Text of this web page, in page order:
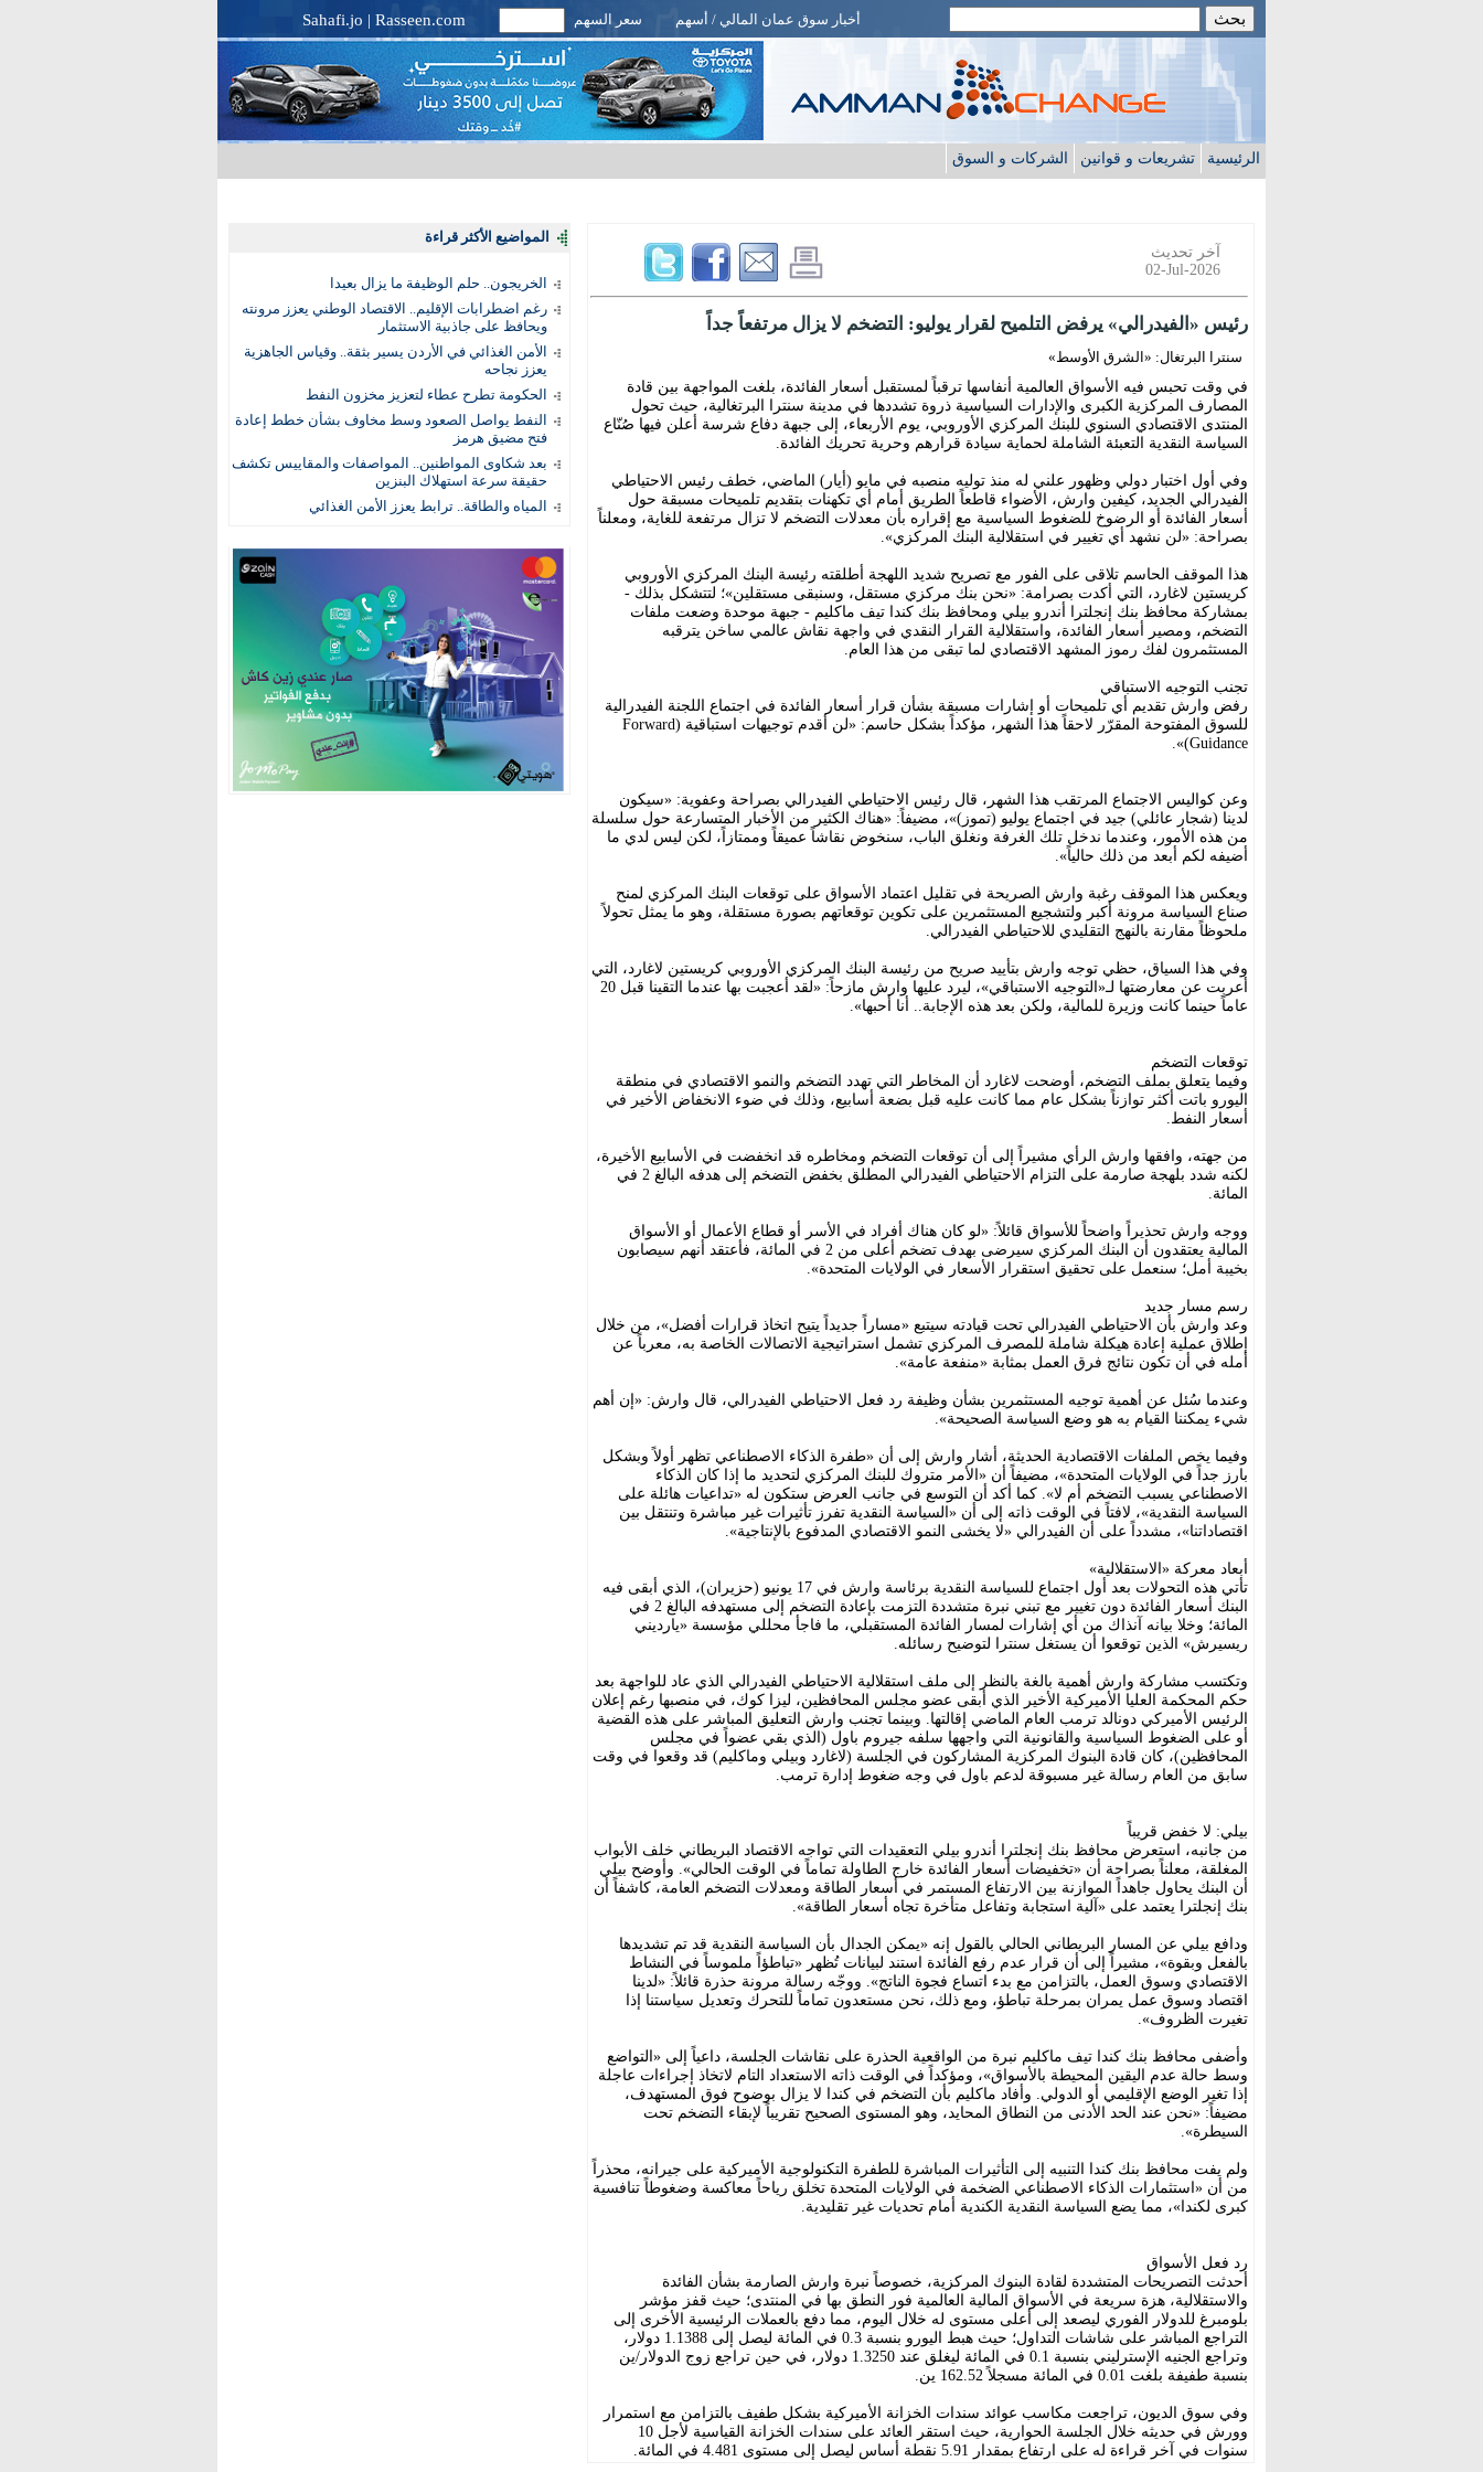
أخبار سوق عمان المالي / أسهم سعر السهم Sahafi.jo | Rasseen.com
الرئيسية تشريعات و قوانين الشركات و السوق
المواضيع الأكثر قراءة
الخريجون.. حلم الوظيفة ما يزال بعيدا
رغم اضطرابات الإقليم.. الاقتصاد الوطني يعزز مرونته
ويحافظ على جاذبية الاستثمار
الأمن الغذائي في الأردن يسير بثقة.. وقياس الجاهزية
يعزز نجاحه
الحكومة تطرح عطاء لتعزيز مخزون النفط
النفط يواصل الصعود وسط مخاوف بشأن خطط إعادة
فتح مضيق هرمز
بعد شكاوى المواطنين.. المواصفات والمقاييس تكشف
حقيقة سرعة استهلاك البنزين
المياه والطاقة.. ترابط يعزز الأمن الغذائي
آخر تحديث
02-Jul-2026
رئيس «الفيدرالي» يرفض التلميح لقرار يوليو: التضخم لا يزال مرتفعاً جداً
سنترا البرتغال: «الشرق الأوسط»
في وقت تحبس فيه الأسواق العالمية أنفاسها ترقباً لمستقبل أسعار الفائدة، بلغت المواجهة بين قادة
المصارف المركزية الكبرى والإدارات السياسية ذروة تشددها في مدينة سنترا البرتغالية، حيث تحول
المنتدى الاقتصادي السنوي للبنك المركزي الأوروبي، يوم الأربعاء، إلى جبهة دفاع شرسة أعلن فيها صُنّاع
السياسة النقدية التعبئة الشاملة لحماية سيادة قرارهم وحرية تحريك الفائدة.
وفي أول اختبار دولي وظهور علني له منذ توليه منصبه في مايو (أيار) الماضي، خطف رئيس الاحتياطي
الفيدرالي الجديد، كيفين وارش، الأضواء قاطعاً الطريق أمام أي تكهنات بتقديم تلميحات مسبقة حول
أسعار الفائدة أو الرضوخ للضغوط السياسية مع إقراره بأن معدلات التضخم لا تزال مرتفعة للغاية، ومعلناً
بصراحة: «لن نشهد أي تغيير في استقلالية البنك المركزي».
هذا الموقف الحاسم تلاقى على الفور مع تصريح شديد اللهجة أطلقته رئيسة البنك المركزي الأوروبي
كريستين لاغارد، التي أكدت بصرامة: «نحن بنك مركزي مستقل، وسنبقى مستقلين»؛ لتتشكل بذلك -
بمشاركة محافظ بنك إنجلترا أندرو بيلي ومحافظ بنك كندا تيف ماكليم - جبهة موحدة وضعت ملفات
التضخم، ومصير أسعار الفائدة، واستقلالية القرار النقدي في واجهة نقاش عالمي ساخن يترقبه
المستثمرون لفك رموز المشهد الاقتصادي لما تبقى من هذا العام.
تجنب التوجيه الاستباقي
رفض وارش تقديم أي تلميحات أو إشارات مسبقة بشأن قرار أسعار الفائدة في اجتماع اللجنة الفيدرالية
للسوق المفتوحة المقرّر لاحقاً هذا الشهر، مؤكداً بشكل حاسم: «لن أقدم توجيهات استباقية (Forward
Guidance)».
وعن كواليس الاجتماع المرتقب هذا الشهر، قال رئيس الاحتياطي الفيدرالي بصراحة وعفوية: «سيكون
لدينا (شجار عائلي) جيد في اجتماع يوليو (تموز)»، مضيفاً: «هناك الكثير من الأخبار المتسارعة حول سلسلة
من هذه الأمور، وعندما ندخل تلك الغرفة ونغلق الباب، سنخوض نقاشاً عميقاً وممتازاً، لكن ليس لدي ما
أضيفه لكم أبعد من ذلك حالياً».
ويعكس هذا الموقف رغبة وارش الصريحة في تقليل اعتماد الأسواق على توقعات البنك المركزي لمنح
صناع السياسة مرونة أكبر ولتشجيع المستثمرين على تكوين توقعاتهم بصورة مستقلة، وهو ما يمثل تحولاً
ملحوظاً مقارنة بالنهج التقليدي للاحتياطي الفيدرالي.
وفي هذا السياق، حظي توجه وارش بتأييد صريح من رئيسة البنك المركزي الأوروبي كريستين لاغارد، التي
أعربت عن معارضتها لـ«التوجيه الاستباقي»، ليرد عليها وارش مازحاً: «لقد أعجبت بها عندما التقينا قبل 20
عاماً حينما كانت وزيرة للمالية، ولكن بعد هذه الإجابة.. أنا أحبها».
توقعات التضخم
وفيما يتعلق بملف التضخم، أوضحت لاغارد أن المخاطر التي تهدد التضخم والنمو الاقتصادي في منطقة
اليورو باتت أكثر توازناً بشكل عام مما كانت عليه قبل بضعة أسابيع، وذلك في ضوء الانخفاض الأخير في
أسعار النفط.
من جهته، وافقها وارش الرأي مشيراً إلى أن توقعات التضخم ومخاطره قد انخفضت في الأسابيع الأخيرة،
لكنه شدد بلهجة صارمة على التزام الاحتياطي الفيدرالي المطلق بخفض التضخم إلى هدفه البالغ 2 في
المائة.
ووجه وارش تحذيراً واضحاً للأسواق قائلاً: «لو كان هناك أفراد في الأسر أو قطاع الأعمال أو الأسواق
المالية يعتقدون أن البنك المركزي سيرضى بهدف تضخم أعلى من 2 في المائة، فأعتقد أنهم سيصابون
بخيبة أمل؛ سنعمل على تحقيق استقرار الأسعار في الولايات المتحدة».
رسم مسار جديد
وعد وارش بأن الاحتياطي الفيدرالي تحت قيادته سيتبع «مساراً جديداً يتيح اتخاذ قرارات أفضل»، من خلال
إطلاق عملية إعادة هيكلة شاملة للمصرف المركزي تشمل استراتيجية الاتصالات الخاصة به، معرباً عن
أمله في أن تكون نتائج فرق العمل بمثابة «منفعة عامة».
وعندما سُئل عن أهمية توجيه المستثمرين بشأن وظيفة رد فعل الاحتياطي الفيدرالي، قال وارش: «إن أهم
شيء يمكننا القيام به هو وضع السياسة الصحيحة».
وفيما يخص الملفات الاقتصادية الحديثة، أشار وارش إلى أن «طفرة الذكاء الاصطناعي تظهر أولاً وبشكل
بارز جداً في الولايات المتحدة»، مضيفاً أن «الأمر متروك للبنك المركزي لتحديد ما إذا كان الذكاء
الاصطناعي يسبب التضخم أم لا». كما أكد أن التوسع في جانب العرض ستكون له «تداعيات هائلة على
السياسة النقدية»، لافتاً في الوقت ذاته إلى أن «السياسة النقدية تفرز تأثيرات غير مباشرة وتنتقل بين
اقتصاداتنا»، مشدداً على أن الفيدرالي «لا يخشى النمو الاقتصادي المدفوع بالإنتاجية».
أبعاد معركة «الاستقلالية»
تأتي هذه التحولات بعد أول اجتماع للسياسة النقدية برئاسة وارش في 17 يونيو (حزيران)، الذي أبقى فيه
البنك أسعار الفائدة دون تغيير مع تبني نبرة متشددة التزمت بإعادة التضخم إلى مستهدفه البالغ 2 في
المائة؛ وخلا بيانه آنذاك من أي إشارات لمسار الفائدة المستقبلي، ما فاجأ محللي مؤسسة «يارديني
ريسيرش» الذين توقعوا أن يستغل سنترا لتوضيح رسائله.
وتكتسب مشاركة وارش أهمية بالغة بالنظر إلى ملف استقلالية الاحتياطي الفيدرالي الذي عاد للواجهة بعد
حكم المحكمة العليا الأميركية الأخير الذي أبقى عضو مجلس المحافظين، ليزا كوك، في منصبها رغم إعلان
الرئيس الأميركي دونالد ترمب العام الماضي إقالتها. وبينما تجنب وارش التعليق المباشر على هذه القضية
أو على الضغوط السياسية والقانونية التي واجهها سلفه جيروم باول (الذي بقي عضواً في مجلس
المحافظين)، كان قادة البنوك المركزية المشاركون في الجلسة (لاغارد وبيلي وماكليم) قد وقعوا في وقت
سابق من العام رسالة غير مسبوقة لدعم باول في وجه ضغوط إدارة ترمب.
بيلي: لا خفض قريباً
من جانبه، استعرض محافظ بنك إنجلترا أندرو بيلي التعقيدات التي تواجه الاقتصاد البريطاني خلف الأبواب
المغلقة، معلناً بصراحة أن «تخفيضات أسعار الفائدة خارج الطاولة تماماً في الوقت الحالي». وأوضح بيلي
أن البنك يحاول جاهداً الموازنة بين الارتفاع المستمر في أسعار الطاقة ومعدلات التضخم العامة، كاشفاً أن
بنك إنجلترا يعتمد على «آلية استجابة وتفاعل متأخرة تجاه أسعار الطاقة».
ودافع بيلي عن المسار البريطاني الحالي بالقول إنه «يمكن الجدال بأن السياسة النقدية قد تم تشديدها
بالفعل وبقوة»، مشيراً إلى أن قرار عدم رفع الفائدة استند لبيانات تُظهر «تباطؤاً ملموساً في النشاط
الاقتصادي وسوق العمل، بالتزامن مع بدء اتساع فجوة الناتج». ووجّه رسالة مرونة حذرة قائلاً: «لدينا
اقتصاد وسوق عمل يمران بمرحلة تباطؤ، ومع ذلك، نحن مستعدون تماماً للتحرك وتعديل سياستنا إذا
تغيرت الظروف».
وأضفى محافظ بنك كندا تيف ماكليم نبرة من الواقعية الحذرة على نقاشات الجلسة، داعياً إلى «التواضع
وسط حالة عدم اليقين المحيطة بالأسواق»، ومؤكداً في الوقت ذاته الاستعداد التام لاتخاذ إجراءات عاجلة
إذا تغير الوضع الإقليمي أو الدولي. وأفاد ماكليم بأن التضخم في كندا لا يزال بوضوح فوق المستهدف،
مضيفاً: «نحن عند الحد الأدنى من النطاق المحايد، وهو المستوى الصحيح تقريباً لإبقاء التضخم تحت
السيطرة».
ولم يفت محافظ بنك كندا التنبيه إلى التأثيرات المباشرة للطفرة التكنولوجية الأميركية على جيرانه، محذراً
من أن «استثمارات الذكاء الاصطناعي الضخمة في الولايات المتحدة تخلق رياحاً معاكسة وضغوطاً تنافسية
كبرى لكندا»، مما يضع السياسة النقدية الكندية أمام تحديات غير تقليدية.
رد فعل الأسواق
أحدثت التصريحات المتشددة لقادة البنوك المركزية، خصوصاً نبرة وارش الصارمة بشأن الفائدة
والاستقلالية، هزة سريعة في الأسواق المالية العالمية فور النطق بها في المنتدى؛ حيث قفز مؤشر
بلومبرغ للدولار الفوري ليصعد إلى أعلى مستوى له خلال اليوم، مما دفع بالعملات الرئيسية الأخرى إلى
التراجع المباشر على شاشات التداول؛ حيث هبط اليورو بنسبة 0.3 في المائة ليصل إلى 1.1388 دولار،
وتراجع الجنيه الإسترليني بنسبة 0.1 في المائة ليغلق عند 1.3250 دولار، في حين تراجع زوج الدولار/ين
بنسبة طفيفة بلغت 0.01 في المائة مسجلاً 162.52 ين.
وفي سوق الديون، تراجعت مكاسب عوائد سندات الخزانة الأميركية بشكل طفيف بالتزامن مع استمرار
وورش في حديثه خلال الجلسة الحوارية، حيث استقر العائد على سندات الخزانة القياسية لأجل 10
سنوات في آخر قراءة له على ارتفاع بمقدار 5.91 نقطة أساس ليصل إلى مستوى 4.481 في المائة.